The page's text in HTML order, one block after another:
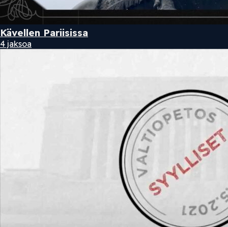
Kävellen Pariisissa
4 jaksoa